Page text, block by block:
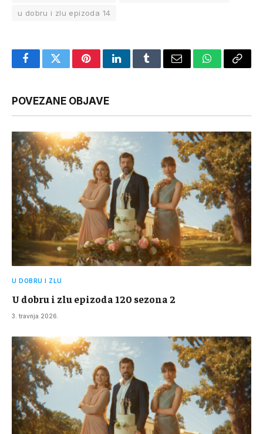
u dobru i zlu epizoda 14
FacebookTwitterPinterestLinkedInTumblrEmail WhatsApp
Copy
POVEZANE OBJAVE
U DOBRU I ZLU
U dobru i zlu epizoda 120 sezona 2
3. travnja 2026.